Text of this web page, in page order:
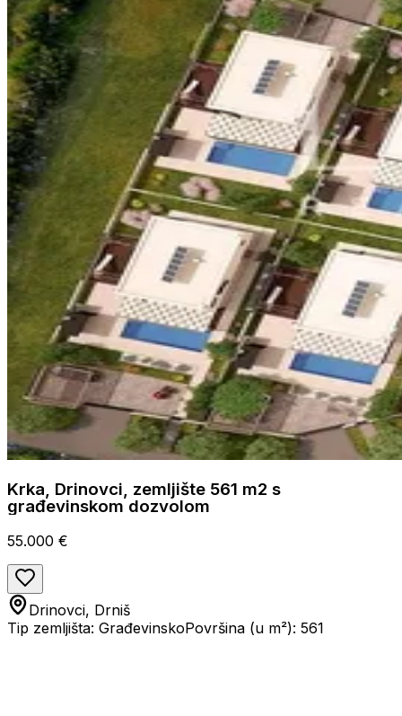
Krka, Drinovci, zemljište 561 m2 s
građevinskom dozvolom
55.000 €
Drinovci, Drniš
Tip zemljišta: GrađevinskoPovršina (u m²): 561